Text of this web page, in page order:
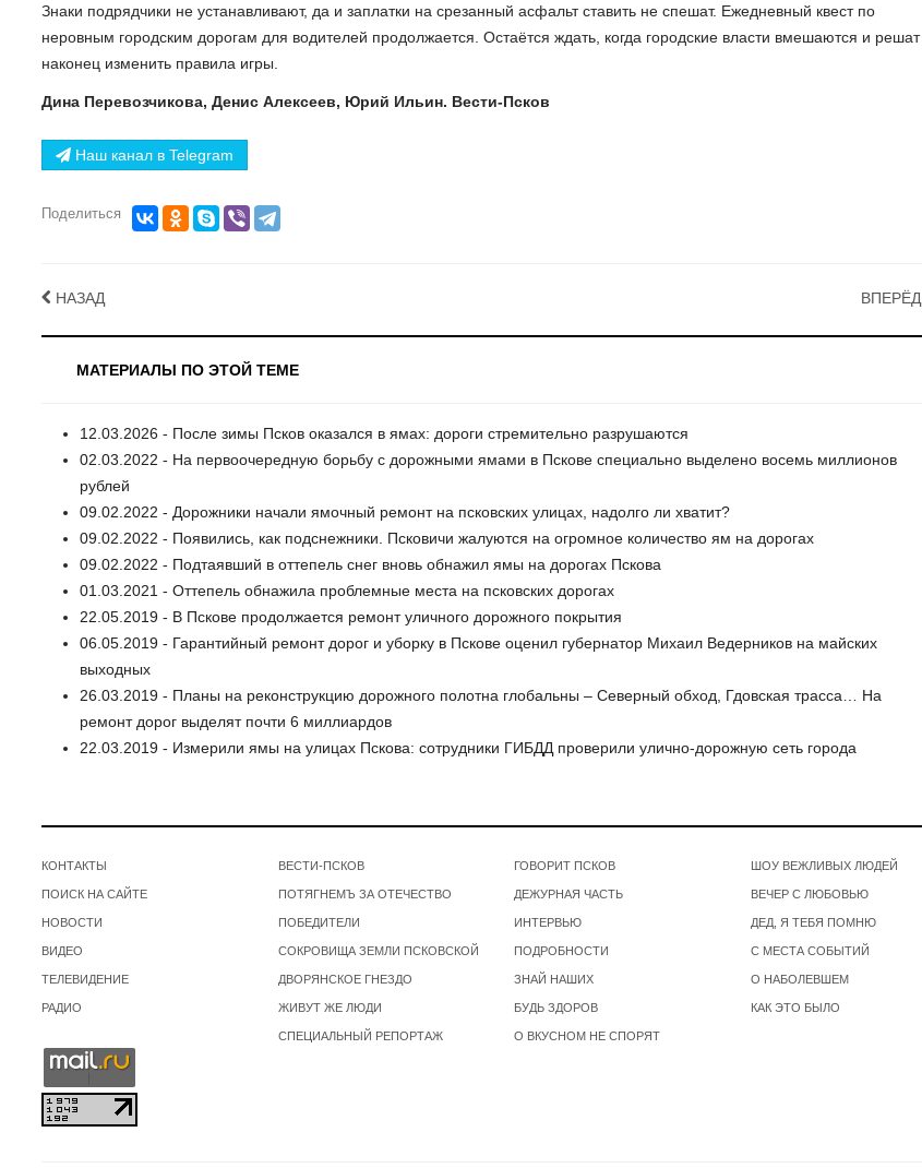
Знаки подрядчики не устанавливают, да и заплатки на срезанный асфальт ставить не спешат. Ежедневный квест по
неровным городским дорогам для водителей продолжается. Остаётся ждать, когда городские власти вмешаются и решат
наконец изменить правила игры.
Дина Перевозчикова, Денис Алексеев, Юрий Ильин. Вести-Псков
Наш канал в Telegram
Поделиться
НАЗАД ВПЕРЁД
МАТЕРИАЛЫ ПО ЭТОЙ ТЕМЕ
12.03.2026 - После зимы Псков оказался в ямах: дороги стремительно разрушаются
02.03.2022 - На первоочередную борьбу с дорожными ямами в Пскове специально выделено восемь миллионов
рублей
09.02.2022 - Дорожники начали ямочный ремонт на псковских улицах, надолго ли хватит?
09.02.2022 - Появились, как подснежники. Псковичи жалуются на огромное количество ям на дорогах
09.02.2022 - Подтаявший в оттепель снег вновь обнажил ямы на дорогах Пскова
01.03.2021 - Оттепель обнажила проблемные места на псковских дорогах
22.05.2019 - В Пскове продолжается ремонт уличного дорожного покрытия
06.05.2019 - Гарантийный ремонт дорог и уборку в Пскове оценил губернатор Михаил Ведерников на майских
выходных
26.03.2019 - Планы на реконструкцию дорожного полотна глобальны – Северный обход, Гдовская трасса… На
ремонт дорог выделят почти 6 миллиардов
22.03.2019 - Измерили ямы на улицах Пскова: сотрудники ГИБДД проверили улично-дорожную сеть города
КОНТАКТЫ
ПОИСК НА САЙТЕ
НОВОСТИ
ВИДЕО
ТЕЛЕВИДЕНИЕ
РАДИО
ВЕСТИ-ПСКОВ
ПОТЯГНЕМЪ ЗА ОТЕЧЕСТВО
ПОБЕДИТЕЛИ
СОКРОВИЩА ЗЕМЛИ ПСКОВСКОЙ
ДВОРЯНСКОЕ ГНЕЗДО
ЖИВУТ ЖЕ ЛЮДИ
СПЕЦИАЛЬНЫЙ РЕПОРТАЖ
ГОВОРИТ ПСКОВ
ДЕЖУРНАЯ ЧАСТЬ
ИНТЕРВЬЮ
ПОДРОБНОСТИ
ЗНАЙ НАШИХ
БУДЬ ЗДОРОВ
О ВКУСНОМ НЕ СПОРЯТ
ШОУ ВЕЖЛИВЫХ ЛЮДЕЙ
ВЕЧЕР С ЛЮБОВЬЮ
ДЕД, Я ТЕБЯ ПОМНЮ
С МЕСТА СОБЫТИЙ
О НАБОЛЕВШЕМ
КАК ЭТО БЫЛО